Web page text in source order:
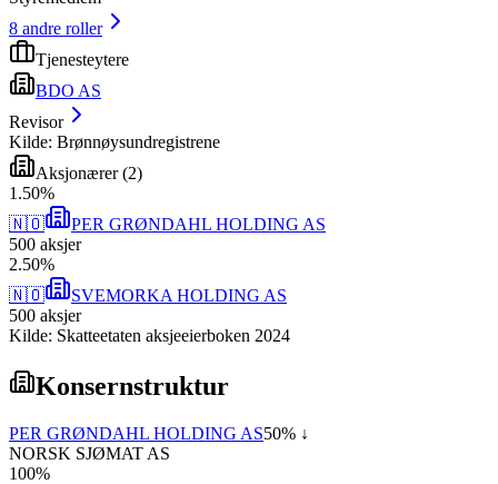
8 andre roller
Tjenesteytere
BDO AS
Revisor
Kilde: Brønnøysundregistrene
Aksjonærer(2)
1 .50%
🇳🇴
PER GRØNDAHL HOLDING AS
500 aksjer
2.50%
🇳🇴
SVEMORKA HOLDING AS
500 aksjer
Kilde: Skatteetaten aksjeeierboken 2024
Konsernstruktur
PER GRØNDAHL HOLDING AS50% ↓
NORSK SJØMAT AS
100%